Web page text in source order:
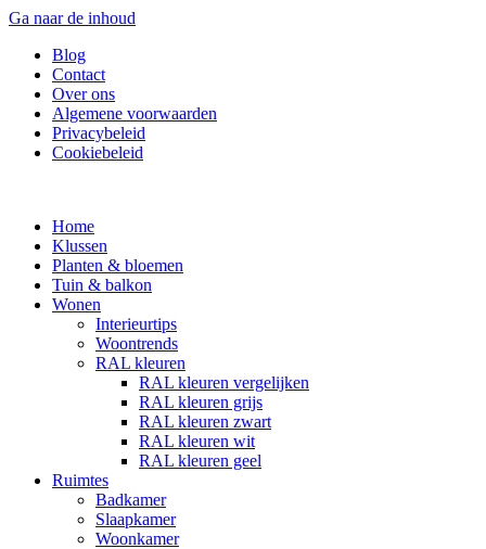
Ga naar de inhoud
Blog
Contact
Over ons
Algemene voorwaarden
Privacybeleid
Cookiebeleid
Home
Klussen
Planten & bloemen
Tuin & balkon
Wonen
Interieurtips
Woontrends
RAL kleuren
RAL kleuren vergelijken
RAL kleuren grijs
RAL kleuren zwart
RAL kleuren wit
RAL kleuren geel
Ruimtes
Badkamer
Slaapkamer
Woonkamer